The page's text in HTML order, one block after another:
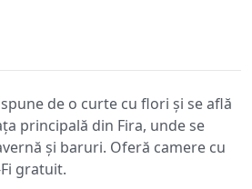
de o curte cu flori și se află
principală din Fira, unde se
și baruri. Oferă camere cu
gratuit.